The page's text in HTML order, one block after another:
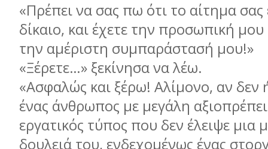
«Πρέπει να σας πω ότι το αίτημα σας
δίκαιο, και έχετε την προσωπική
την αμέριστη συμπαράστασή μου!»
«Ξέρετε…» ξεκίνησα να λέω.
«Ασφαλώς και ξέρω! Αλίμονο, αν δεν
ένας άνθρωπος με μεγάλη
εργατικός τύπος που δεν έλειψε μια
δουλειά του, ενδεχομένως ένας